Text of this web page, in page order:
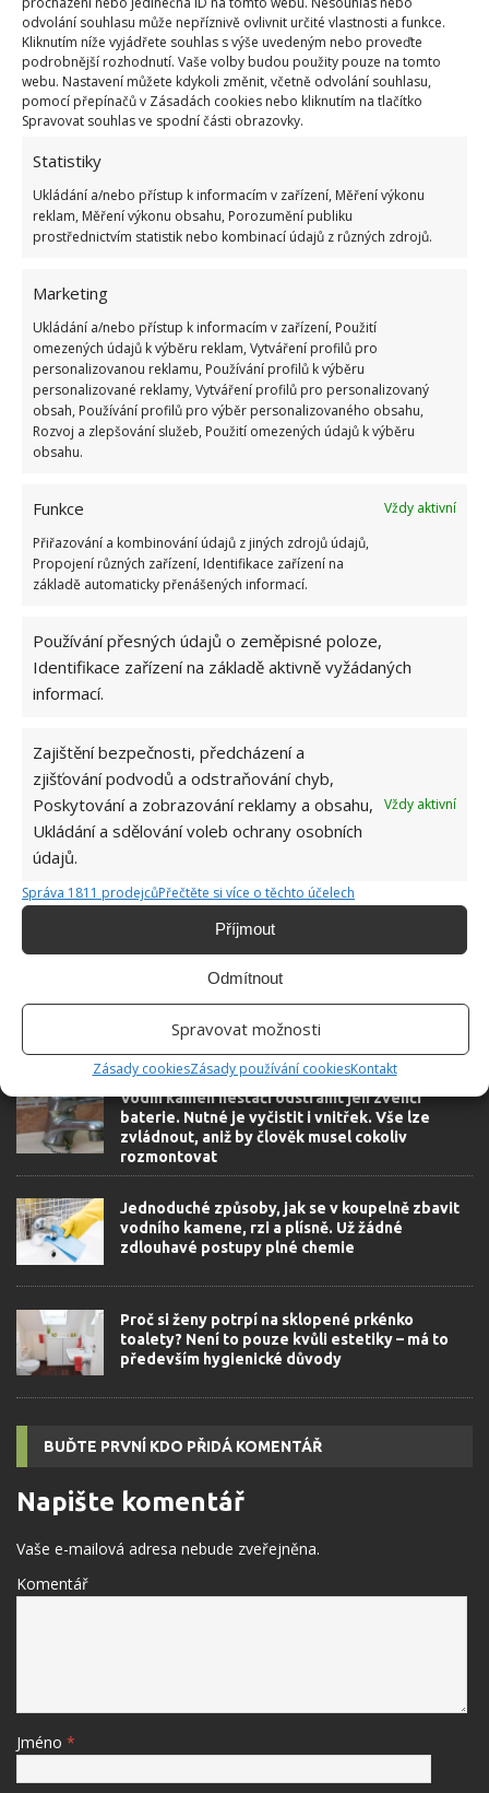
odvolání souhlasu může nepříznivě ovlivnit určité vlastnosti a funkce.
Kliknutím níže vyjádřete souhlas s výše uvedeným nebo proveďte
podrobnější rozhodnutí. Vaše volby budou použity pouze na tomto
webu. Nastavení můžete kdykoli změnit, včetně odvolání souhlasu,
pomocí přepínačů v Zásadách cookies nebo kliknutím na tlačítko
Spravovat souhlas ve spodní části obrazovky.
Statistiky
Ukládání a/nebo přístup k informacím v zařízení, Měření výkonu
reklam, Měření výkonu obsahu, Porozumění publiku
prostřednictvím statistik nebo kombinací údajů z různých zdrojů.
Marketing
Ukládání a/nebo přístup k informacím v zařízení, Použití
omezených údajů k výběru reklam, Vytváření profilů pro
personalizovanou reklamu, Používání profilů k výběru
personalizované reklamy, Vytváření profilů pro personalizovaný
obsah, Používání profilů pro výběr personalizovaného obsahu,
Rozvoj a zlepšování služeb, Použití omezených údajů k výběru
obsahu.
Funkce
Vždy aktivní
Přiřazování a kombinování údajů z jiných zdrojů údajů,
Propojení různých zařízení, Identifikace zařízení na
základě automaticky přenášených informací.
Používání přesných údajů o zeměpisné poloze,
Identifikace zařízení na základě aktivně vyžádaných
informací.
Zajištění bezpečnosti, předcházení a
zjišťování podvodů a odstraňování chyb,
Poskytování a zobrazování reklamy a obsahu,
Ukládání a sdělování voleb ochrany osobních
údajů.
Vždy aktivní
Správa 1811 prodejcůPřečtěte si více o těchto účelech
Příjmout
Odmítnout
Spravovat možnosti
Zásady cookiesZásady používání cookiesKontakt
štětku a nakonec spláchněte. Obdobně pracujte s
kyselinou citronovou. Na BydlímeÚtulně jsme také
popsali, že lzetoaletu vyčistit česnekem.
ČIŠTĚNÍ TOALETY PŘÍRODNÍ ČISTÍCÍ PROSTŘEDKY
TOALETA USAZENINY VODNÍ KÁMEN
Přidejte svůj názor
KOMENTOVAT
Hana Musilová
Do redakce Bydlimeutulne.cz se
přidala během svých studií a práce
redaktorky ji tak nadchla, že se
autorovi]
SOUVISEJÍCÍ ČLÁNKY
Vodní kámen nestačí odstranit jen zvenčí
baterie. Nutné je vyčistit i vnitřek. Vše lze
zvládnout, aniž by člověk musel cokoliv
rozmontovat
Jednoduché způsoby, jak se v koupelně zbavit
vodního kamene, rzi a plísně. Už žádné
zdlouhavé postupy plné chemie
Proč si ženy potrpí na sklopené prkénko
toalety? Není to pouze kvůli estetiky – má to
především hygienické důvody
BUĎTE PRVNÍ KDO PŘIDÁ KOMENTÁŘ
Napište komentář
Vaše e-mailová adresa nebude zveřejněna.
Komentář
Jméno *